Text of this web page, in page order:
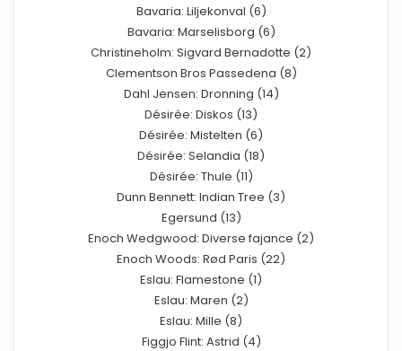
Bavaria: Liljekonval (6)
Bavaria: Marselisborg (6)
Christineholm: Sigvard Bernadotte (2)
Clementson Bros Passedena (8)
Dahl Jensen: Dronning (14)
Désirée: Diskos (13)
Désirée: Mistelten (6)
Désirée: Selandia (18)
Désirée: Thule (11)
Dunn Bennett: Indian Tree (3)
Egersund (13)
Enoch Wedgwood: Diverse fajance (2)
Enoch Woods: Rød Paris (22)
Eslau: Flamestone (1)
Eslau: Maren (2)
Eslau: Mille (8)
Figgjo Flint: Astrid (4)